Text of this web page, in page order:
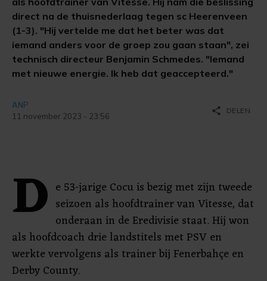
direct na de thuisnederlaag tegen sc Heerenveen
(1-3). "Hij vertelde me dat het beter was dat
iemand anders voor de groep zou gaan staan", zei
technisch directeur Benjamin Schmedes. "Iemand
met nieuwe energie. Ik heb dat geaccepteerd."
ANP
11 november 2023 - 23:56
share DELEN
D e 53-jarige Cocu is bezig met zijn tweede
seizoen als hoofdtrainer van Vitesse, dat
onderaan in de Eredivisie staat. Hij won
als hoofdcoach drie landstitels met PSV en
werkte vervolgens als trainer bij Fenerbahçe en
Derby County.